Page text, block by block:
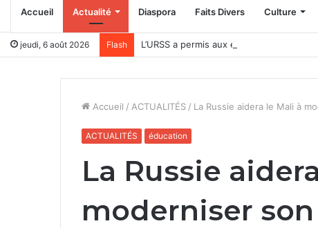
Accueil Actualité Diaspora Faits Divers Culture
jeudi, 6 août 2026 Flash L’URSS a permis aux étudiants
Accueil / ACTUALITÉS / La Russie aidera le Mali à
ACTUALITÉS éducation
La Russie
moderniser